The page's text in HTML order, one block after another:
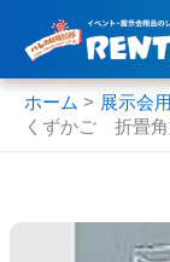
ホーム
展示会
くずかご 折畳角